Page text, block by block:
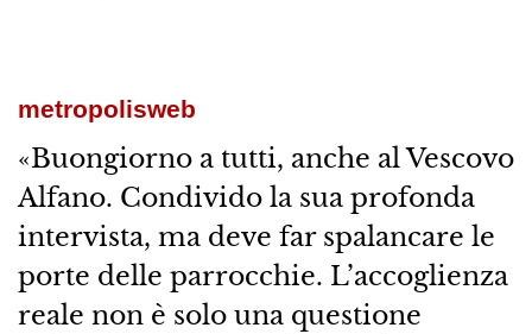
metropolisweb
«Buongiorno a tutti, anche al Vescovo
Alfano. Condivido la sua profonda
intervista, ma deve far spalancare le
porte delle parrocchie. L’accoglienza
reale non è solo una questione